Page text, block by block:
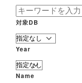
対象DB
Year
Name